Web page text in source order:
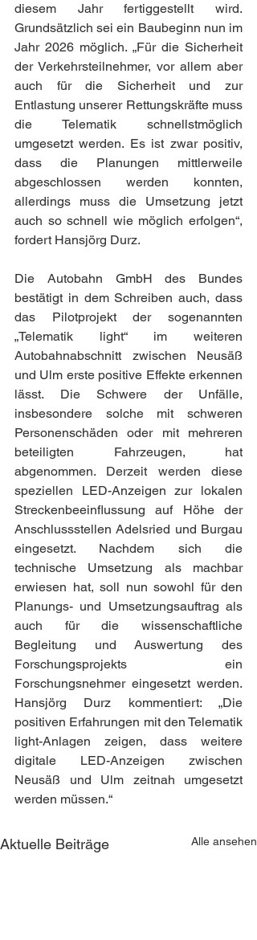
diesem Jahr fertiggestellt wird.
Grundsätzlich sei ein Baubeginn nun im
Jahr 2026 möglich. „Für die Sicherheit
der Verkehrsteilnehmer, vor allem aber
auch für die Sicherheit und zur
Entlastung unserer Rettungskräfte muss
die Telematik schnellstmöglich
umgesetzt werden. Es ist zwar positiv,
dass die Planungen mittlerweile
abgeschlossen werden konnten,
allerdings muss die Umsetzung jetzt
auch so schnell wie möglich erfolgen“,
fordert Hansjörg Durz.
Die Autobahn GmbH des Bundes
bestätigt in dem Schreiben auch, dass
das Pilotprojekt der sogenannten
„Telematik light“ im weiteren
Autobahnabschnitt zwischen Neusäß
und Ulm erste positive Effekte erkennen
lässt. Die Schwere der Unfälle,
insbesondere solche mit schweren
Personenschäden oder mit mehreren
beteiligten Fahrzeugen, hat
abgenommen. Derzeit werden diese
speziellen LED-Anzeigen zur lokalen
Streckenbeeinflussung auf Höhe der
Anschlussstellen Adelsried und Burgau
eingesetzt. Nachdem sich die
technische Umsetzung als machbar
erwiesen hat, soll nun sowohl für den
Planungs- und Umsetzungsauftrag als
auch für die wissenschaftliche
Begleitung und Auswertung des
Forschungsprojekts ein
Forschungsnehmer eingesetzt werden.
Hansjörg Durz kommentiert: „Die
positiven Erfahrungen mit den Telematik
light-Anlagen zeigen, dass weitere
digitale LED-Anzeigen zwischen
Neusäß und Ulm zeitnah umgesetzt
werden müssen.“
Aktuelle Beiträge Alle ansehen